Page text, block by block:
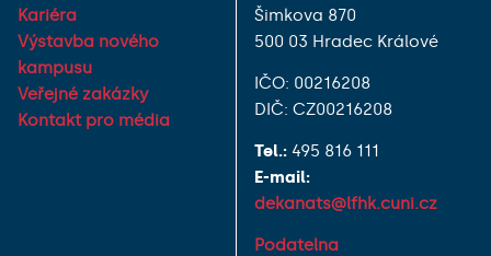
Kariéra
Výstavba nového
kampusu
Veřejné zakázky
Kontakt pro média
Šimkova 870
500 03 Hradec Králové
IČO: 00216208
DIČ: CZ00216208
Tel.: 495 816 111
E-mail:
dekanats@lfhk.cuni.cz
Podatelna